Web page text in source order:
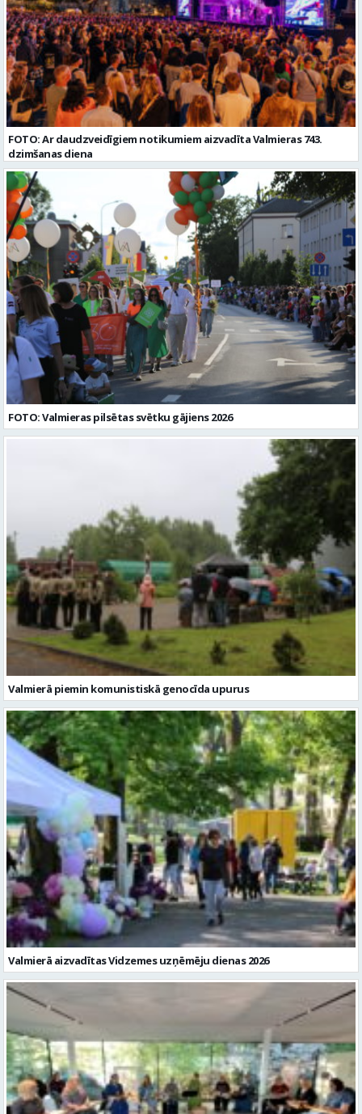
FOTO: Ar daudzveidīgiem notikumiem aizvadīta Valmieras 743.
dzimšanas diena
FOTO: Valmieras pilsētas svētku gājiens 2026
Valmierā piemin komunistiskā genocīda upurus
Valmierā aizvadītas Vidzemes uzņēmēju dienas 2026